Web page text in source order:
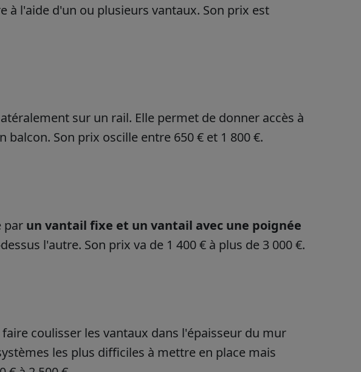
à l'aide d'un ou plusieurs vantaux. Son prix est
sur un rail. Elle permet de donner accès à
Son prix oscille entre 650 € et 1 800 €.
par un vantail fixe et un vantail avec une poignée
l'autre. Son prix va de 1 400 € à plus de 3 000 €.
coulisser les vantaux dans l'épaisseur du mur
les plus difficiles à mettre en place mais